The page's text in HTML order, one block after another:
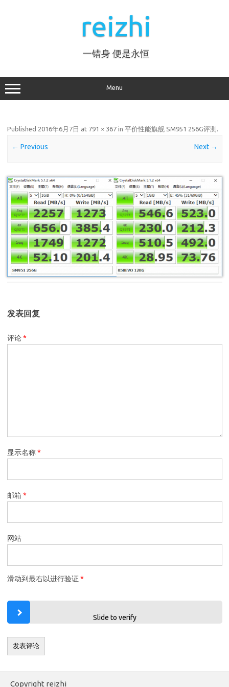
reizhi
一错身 便是永恒
Menu
Published 2016年6月7日 at 791 × 367 in 平价性能旗舰 SM951 256G评测 .
← Previous Next →
发表回复
评论*
显示名称*
邮箱*
网站
滑动到最右以进行验证 *
Slide to verify
Copyright reizhi